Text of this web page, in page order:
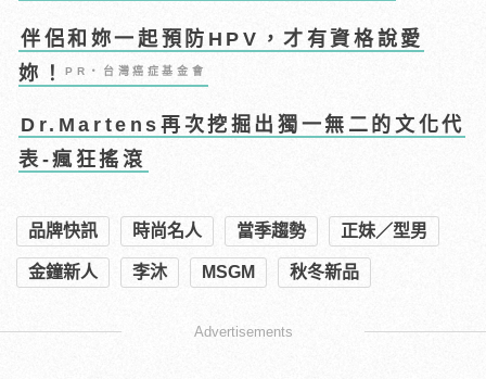
伴侶和妳一起預防HPV，才有資格說愛
妳！PR・台灣癌症基金會
Dr.Martens再次挖掘出獨一無二的文化代
表-瘋狂搖滾
品牌快訊 時尚名人 當季趨勢 正妹／型男
金鐘新人 李沐 MSGM 秋冬新品
Advertisements